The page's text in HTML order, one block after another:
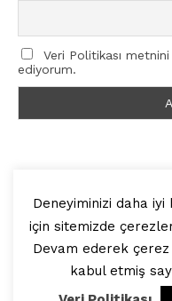
Veri Politikası
ediyorum.
©
Künye Yazar
Deneyiminizi daha
için sitemizde
Devam ederek çerez
kabul etmiş